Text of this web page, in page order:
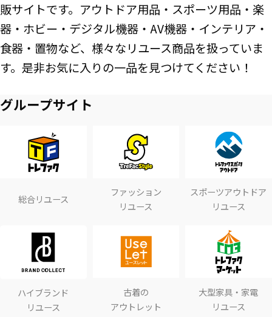
販サイトです。アウトドア用品・スポーツ用品・楽
器・ホビー・デジタル機器・AV機器・インテリア・
食器・置物など、様々なリユース商品を扱っていま
す。是非お気に入りの一品を見つけてください！
グループサイト
総合リユース
ファッション
リユース
スポーツアウトドア
リユース
ハイブランド
リユース
古着の
アウトレット
大型家具・家電
リユース